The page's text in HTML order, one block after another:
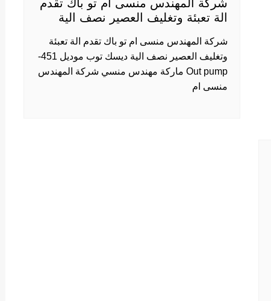
شركة المهندس منسى ام تو باك تقدم
الة تعبئة وتغليف العصير نصف الية
شركة المهندس منسى ام تو باك تقدم الة تعبئة
وتغليف العصير نصف الية ديسك توب موديل 451-
Out pump ماركة مهندس منسي شركة المهندس
منسى ام